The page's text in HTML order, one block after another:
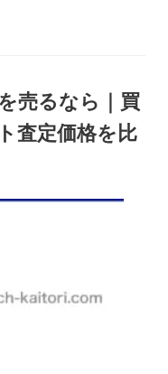
売るなら｜買
査定価格を比